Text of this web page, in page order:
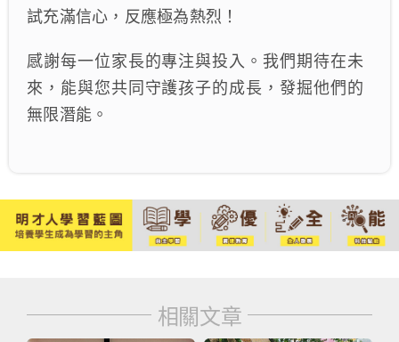
試充滿信心，反應極為熱烈！
感謝每一位家長的專注與投入。我們期待在未
來，能與您共同守護孩子的成長，發掘他們的
無限潛能。
相關文章